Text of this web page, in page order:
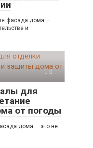
фасада дома —
и
0
для
от погоды
дома — это не